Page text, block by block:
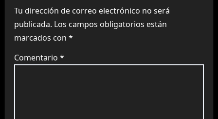
Tu dirección de correo electrónico no será
publicada. Los campos obligatorios están
marcados con *
Comentario *